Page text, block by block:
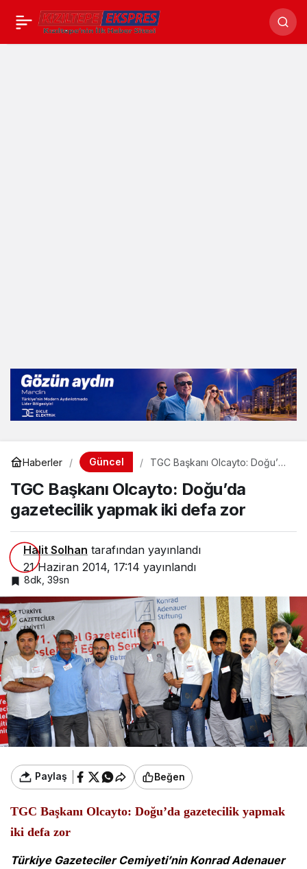
Haberler Güncel
TGC Başkanı Olcayto: Doğu’da
zor
TGC Başkanı Olcayto: Doğu’da
gazetecilik yapmak iki defa zor
Halit Solhan tarafından yayınlandı
21 Haziran 2014, 17:14 yayınlandı
8dk, 39sn
Paylaş Beğen
TGC Başkanı Olcayto: Doğu’da gazetecilik yapmak
iki defa zor
Türkiye Gazeteciler Cemiyeti’nin Konrad Adenauer
TGC Başkanı Olcayto: Paylaş